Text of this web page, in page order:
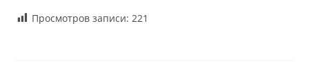
Просмотров записи: 221